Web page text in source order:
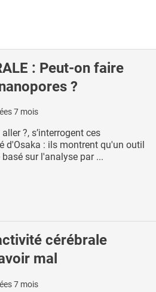
: Peut-on faire
?
7 mois
?, s’interrogent ces
d'Osaka : ils montrent qu'un outil
sur l'analyse par ...
cérébrale
mal
7 mois